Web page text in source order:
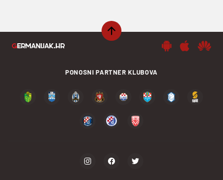
PONOSNI PARTNER KLUBOVA